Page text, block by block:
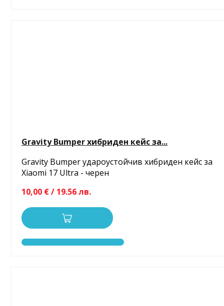
Gravity Bumper хибриден кейс за...
Gravity Bumper удароустойчив хибриден кейс за
Xiaomi 17 Ultra - черен
10,00 € / 19.56 лв.